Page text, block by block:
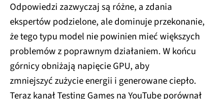
Odpowiedzi zazwyczaj są różne, a zdania
ekspertów podzielone, ale dominuje przekonanie,
że tego typu model nie powinien mieć większych
problemów z poprawnym działaniem. W końcu
górnicy obniżają napięcie GPU, aby
zmniejszyć zużycie energii i generowane ciepło.
Teraz kanał Testing Games na YouTube porównał